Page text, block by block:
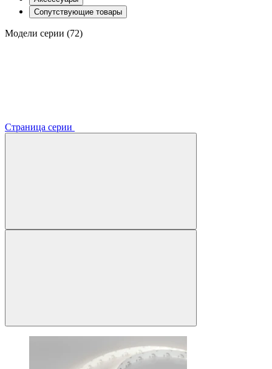
Сопутствующие товары
Модели серии (72)
Страница серии